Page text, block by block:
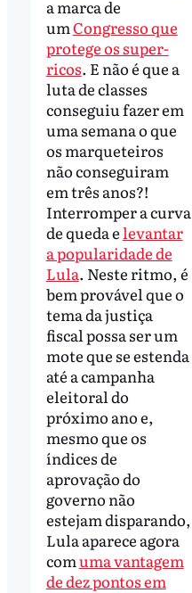
a marca de
umCongresso que
protege os super-
ricos. E não é que a
luta de classes
conseguiu fazer em
uma semana o que
os marqueteiros
não conseguiram
em três anos?!
Interromper a curva
de queda elevantar
a popularidade de
Lula. Neste ritmo, é
bem provável que o
tema da justiça
fiscal possa ser um
mote que se estenda
até a campanha
eleitoral do
próximo ano e,
mesmo que os
índices de
aprovação do
governo não
estejam disparando,
Lula aparece agora
comuma vantagem
de dez pontos em